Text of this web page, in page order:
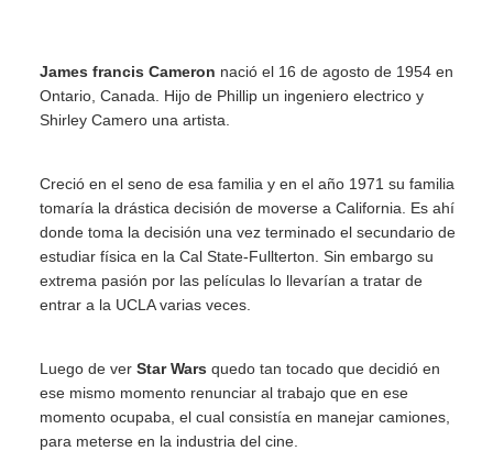
James francis Cameron nació el 16 de agosto de 1954 en
Ontario, Canada. Hijo de Phillip un ingeniero electrico y
Shirley Camero una artista.
Creció en el seno de esa familia y en el año 1971 su familia
tomaría la drástica decisión de moverse a California. Es ahí
donde toma la decisión una vez terminado el secundario de
estudiar física en la Cal State-Fullterton. Sin embargo su
extrema pasión por las películas lo llevarían a tratar de
entrar a la UCLA varias veces.
Luego de ver Star Wars quedo tan tocado que decidió en
ese mismo momento renunciar al trabajo que en ese
momento ocupaba, el cual consistía en manejar camiones,
para meterse en la industria del cine.